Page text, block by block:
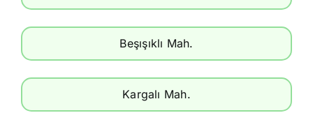
Beşışıklı Mah.
Kargalı Mah.